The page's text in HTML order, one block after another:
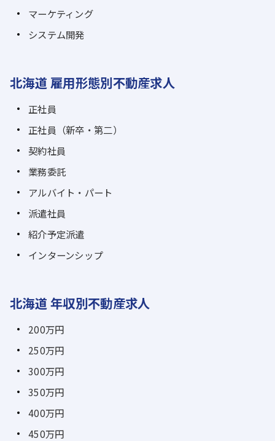
マーケティング
システム開発
北海道 雇用形態別不動産求人
正社員
正社員（新卒・第二）
契約社員
業務委託
アルバイト・パート
派遣社員
紹介予定派遣
インターンシップ
北海道 年収別不動産求人
200万円
250万円
300万円
350万円
400万円
450万円